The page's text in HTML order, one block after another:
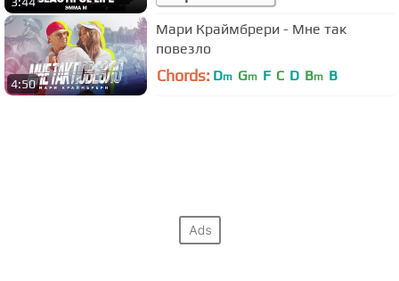
4:50
Мари Краймбрери - Мне так
повезло
Chords: Dm Gm F C D Bm B